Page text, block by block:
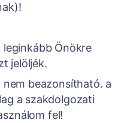
Önökre
jelöljék.
beazonsítható. a
a szakdolgozati
fel!